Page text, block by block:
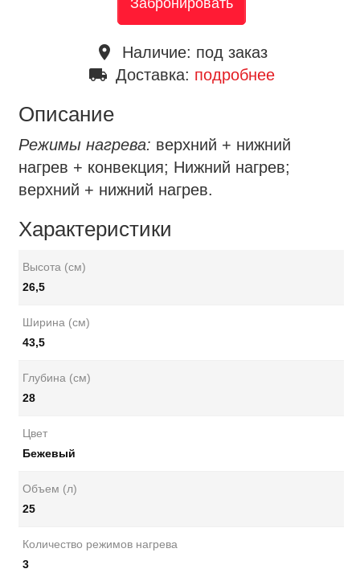
place Наличие: под заказ
local_shipping Доставка: подробнее
Описание
Режимы нагрева: верхний + нижний
нагрев + конвекция; Нижний нагрев;
верхний + нижний нагрев.
Характеристики
Высота (см)
26,5
Ширина (см)
43,5
Глубина (см)
28
Цвет
Бежевый
Объем (л)
25
Количество режимов нагрева
3